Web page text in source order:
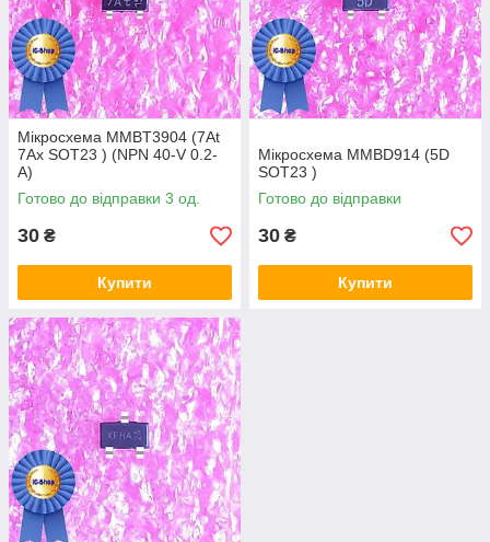
Мікросхема MMBT3904 (7At
7Ax SOT23 ) (NPN 40-V 0.2-
A)
Готово до відправки 3 од.
30 ₴
Купити
Мікросхема MMBD914 (5D
SOT23 )
Готово до відправки
30 ₴
Купити